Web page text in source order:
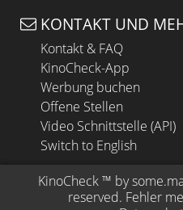
KONTAKT UND
Kontakt & FAQ
KinoCheck-App
Werbung buchen
Offene Stellen
Video Schnittstelle (API)
Switch to English
KinoCheck ™ by
reserved. Fehler